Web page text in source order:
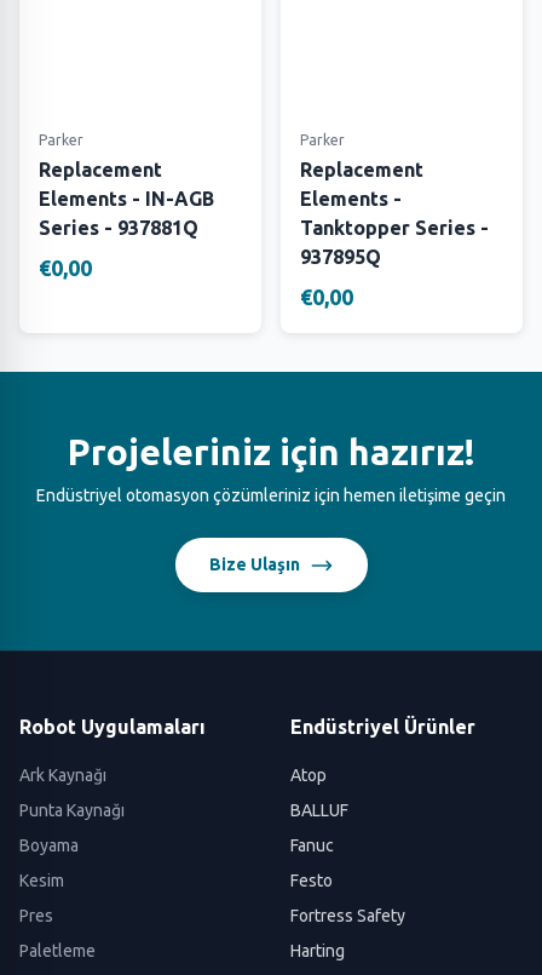
Parker
Replacement
Elements - IN-AGB
Series - 937881Q
€0,00
Parker
Replacement
Elements -
Tanktopper Series -
937895Q
€0,00
Projeleriniz için hazırız!
Endüstriyel otomasyon çözümleriniz için hemen iletişime geçin
Bize Ulaşın
Robot Uygulamaları
Ark Kaynağı
Punta Kaynağı
Boyama
Kesim
Pres
Paletleme
Endüstriyel Ürünler
Atop
BALLUF
Fanuc
Festo
Fortress Safety
Harting